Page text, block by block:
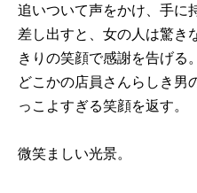
追いついて声をかけ、手に
差し出すと、女の人は驚き
きりの笑顔で感謝を告げる。
どこかの店員さんらしき男
っこよすぎる笑顔を返す。
微笑ましい光景。